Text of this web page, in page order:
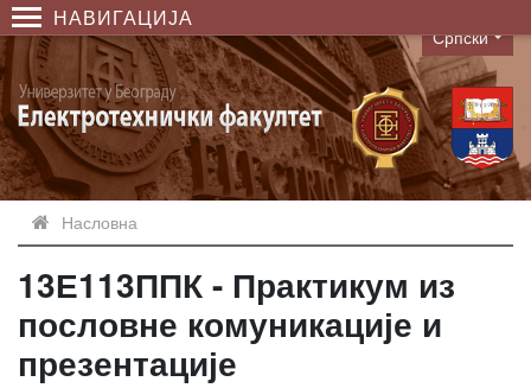
НАВИГАЦИЈА
Language
Српски
Насловна
13Е113ППК - Практикум из
пословне комуникације и
презентације